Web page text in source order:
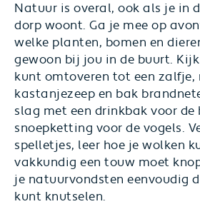
Natuur is overal, ook als je in
dorp woont. Ga je mee op
welke planten, bomen en
gewoon bij jou in de buurt. Kijk
kunt omtoveren tot een zalfje,
kastanjezeep en bak
slag met een drinkbak voor de
snoepketting voor de vogels.
spelletjes, leer hoe je wolken
vakkundig een touw moet
je natuurvondsten eenvoudig
kunt knutselen.